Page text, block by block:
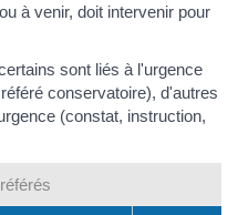
à venir, doit intervenir pour
sont liés à l'urgence
conservatoire), d'autres
(constat, instruction,